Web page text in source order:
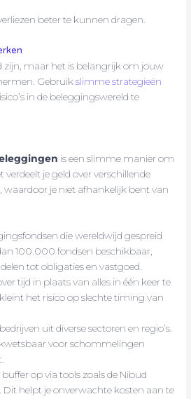
beter te kunnen dragen.
zijn, maar het is belangrijk om jouw
Gebruikslimme strategieën
in de beleggingswereld te
is een slimme manier om
verdeelt je geld over verschillende
je niet afhankelijk bent van
die wereldwijd gespreid
100.000 fondsen beschikbaar,
tot obligaties en vastgoed.
tijd in plaats van alles in één keer te
het risico op slechte timing van
uit diverse sectoren en regio’s.
voor schommelingen
op via tools zoals de Nibud
Dit helpt je onverwachte kosten aan te